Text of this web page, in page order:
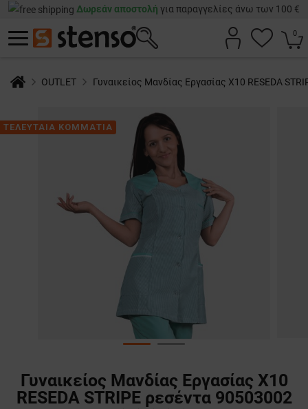
Δωρεάν αποστολή για παραγγελίες άνω των 100 €
0
OUTLET Γυναικείος Μανδίας Εργασίας X10 RESEDA
ΤΕΛΕΥΤΑΙΑ ΚΟΜΜΑΤΙΑ
Γυναικείος Μανδίας Εργασίας X10
RESEDA STRIPE ρεσέντα 90503002